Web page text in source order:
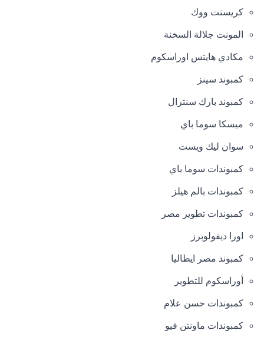
كريسنت ووك
المونت جلالة السخنة
مكادي هايتس اوراسكوم
كمبوند سينز
كمبوند بارك سنترال
ميسكا سوما باي
سوان ليك ويست
كمبوندات سوما باي
كمبوندات بالم هيلز
كمبوندات تطوير مصر
اورا ديفولوبرز
كمبوند مصر ايطاليا
أوراسكوم للتطوير
كمبوندات حسن علام
كمبوندات ماونتن فيو